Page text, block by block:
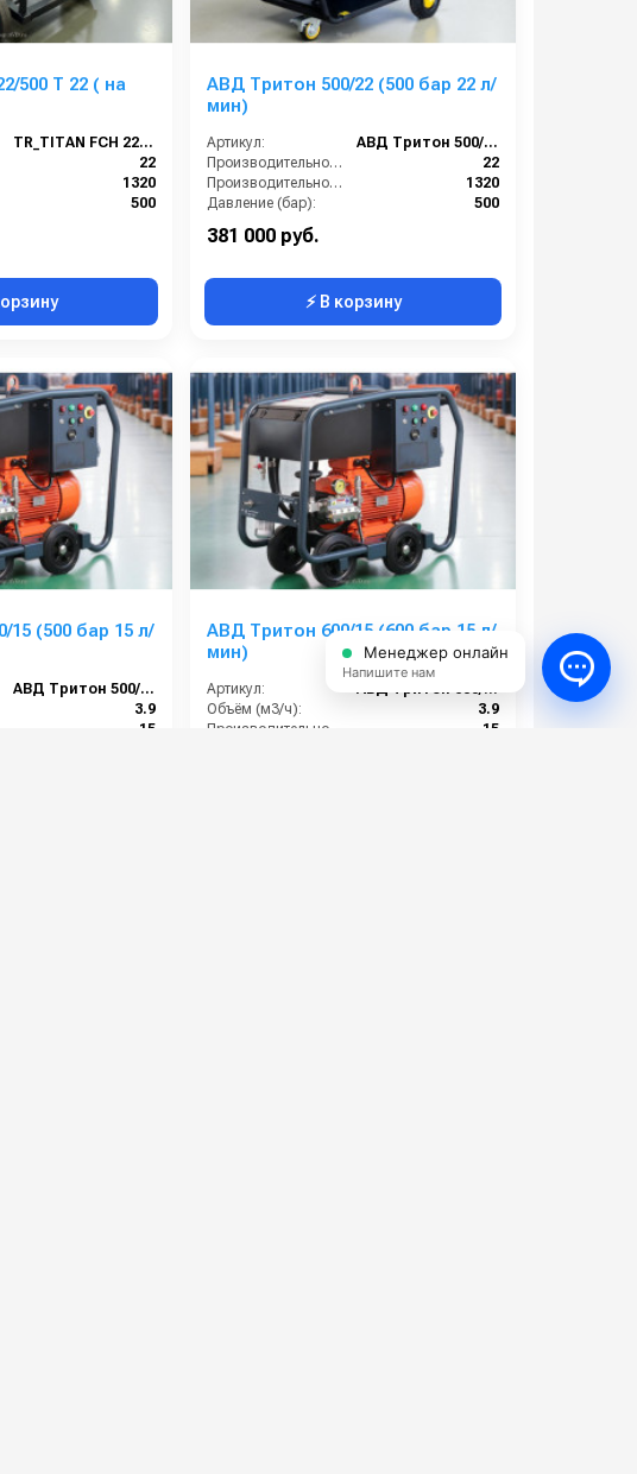
500 T 22 ( на
TR_TITAN FCH 2250
22
1320
500
АВД Тритон 500/22 (500 бар 22 л/
мин)
Артикул:
АВД Тритон 500/22
Производительность (л/мин):
22
Производительность (л/ч):
1320
Давление (бар):
500
Напряжение (В):
381 000 руб.
⚡ В корзину
(500 бар 15 л/
АВД Тритон 500/15
3.9
15
АВД Тритон 600/15 (600 бар 15 л/
мин)
Артикул:
Объём (м3/ч):
3.9
15
Менеджер онлайн
Напишите нам